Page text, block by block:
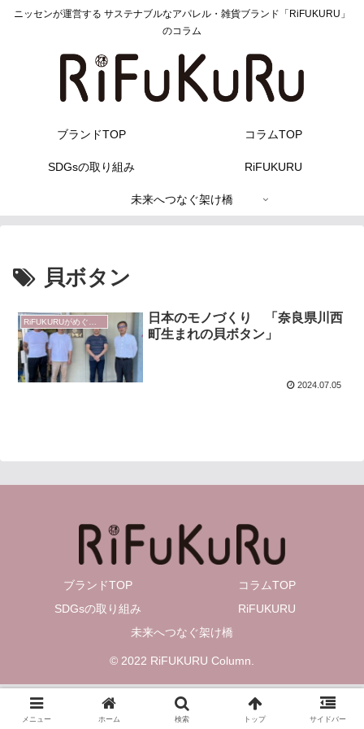
ニッセンが運営する サステナブルなアパレル・雑貨ブランド「RiFUKURU」
のコラム
ブランドTOP コラムTOP
SDGsの取り組み RiFUKURU
未来へつなぐ架け橋
貝ボタン
日本のモノづくり 「奈良県川西
町生まれの貝ボタン」
2024.07.05
ブランドTOP
コラムTOP
SDGsの取り組み
RiFUKURU
未来へつなぐ架け橋
© 2022 RiFUKURU Column.
メニュー ホーム 検索 トップ サイドバー